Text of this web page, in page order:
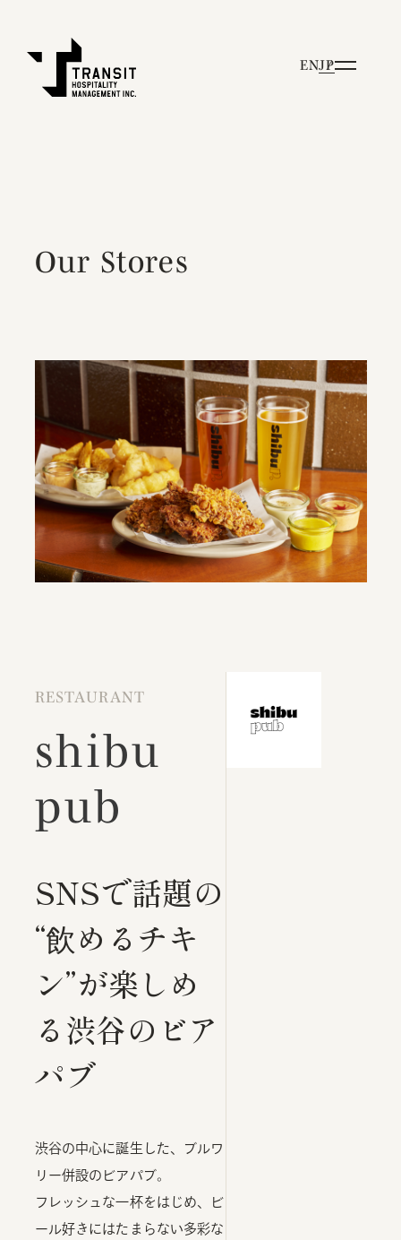
ENJP
Our Stores
RESTAURANT
shibu
pub
SNSで話題の
“飲めるチキ
ン”が楽しめ
る渋谷のビア
パブ
渋谷の中心に誕生した、ブルワ
リー併設のビアパブ。
フレッシュな一杯をはじめ、ビ
ール好きにはたまらない多彩な